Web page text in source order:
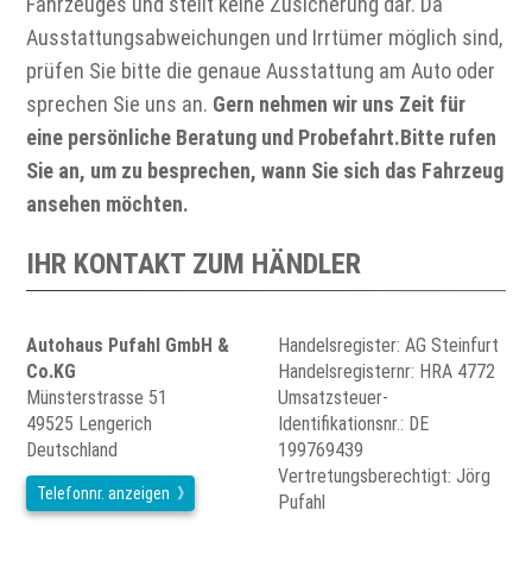
Ausstattungsabweichungen und Irrtümer möglich sind,
prüfen Sie bitte die genaue Ausstattung am Auto oder
sprechen Sie uns an. Gern nehmen wir uns Zeit für
eine persönliche Beratung und Probefahrt.Bitte rufen
Sie an, um zu besprechen, wann Sie sich das Fahrzeug
ansehen möchten.
IHR KONTAKT ZUM HÄNDLER
Autohaus Pufahl GmbH &
Co.KG
Münsterstrasse 51
49525 Lengerich
Deutschland
Telefonnr. anzeigen
Handelsregister: AG Steinfurt
Handelsregisternr: HRA 4772
Umsatzsteuer-
Identifikationsnr.: DE
199769439
Vertretungsberechtigt: Jörg
Pufahl